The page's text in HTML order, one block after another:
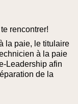
rencontrer!
la paie, le titulaire
à la paie
Leadership afin
de la